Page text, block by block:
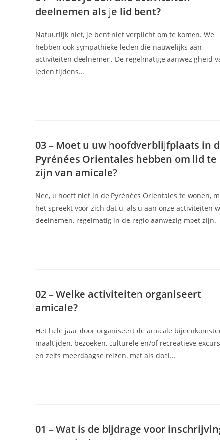
deelnemen als je lid bent?
Natuurlijk niet, je bent niet verplicht om te komen. We
hebben ook sympathieke leden die nauwelijks aan
activiteiten deelnemen. De regelmatige aanwezigheid
leden tijdens...
03 – Moet u uw hoofdverblijfplaats in
Pyrénées Orientales hebben om lid te
zijn van amicale?
Nee, u hoeft niet in de Pyrénées Orientales te wonen,
het spreekt voor zich dat u, als u aan onze activiteiten
deelnemen, regelmatig in de regio aanwezig moet zijn.
02 – Welke activiteiten organiseert
amicale?
Het hele jaar door organiseert de amicale
maaltijden, bezoeken, culturele en/of recreatieve
en zelfs meerdaagse reizen, met als doel...
01 – Wat is de bijdrage voor